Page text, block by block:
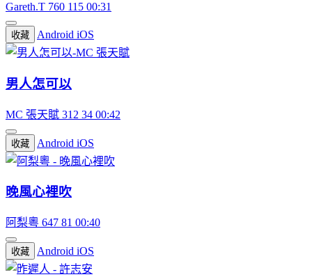
Gareth.T 760 115 00:31
收藏 Android iOS
男人怎可以
MC 張天賦 312 34 00:42
收藏 Android iOS
晚風心裡吹
阿梨粵 647 81 00:40
收藏 Android iOS